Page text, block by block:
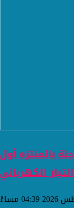
بالمنتزه أول
الكهربائي